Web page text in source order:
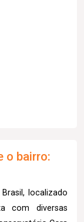
o bairro:
localizado
com diversas